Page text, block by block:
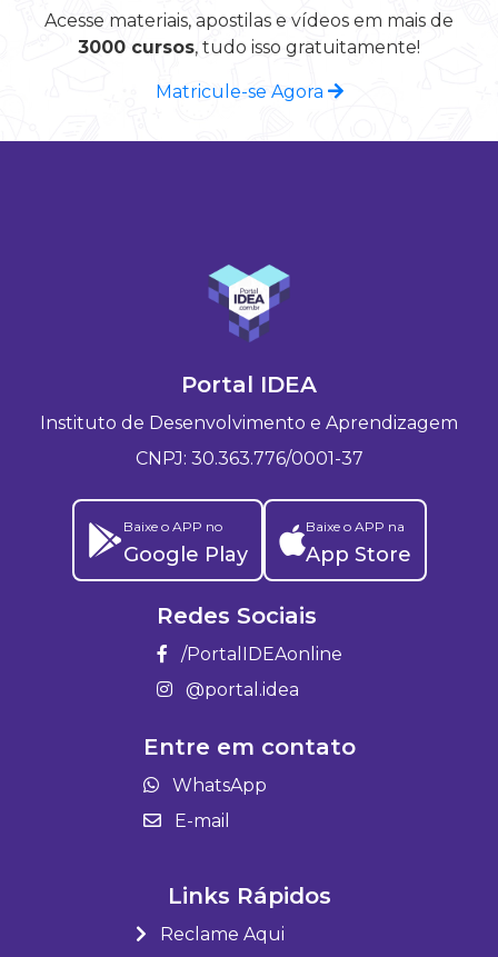
Acesse materiais, apostilas e vídeos em mais de
3000 cursos, tudo isso gratuitamente!
Matricule-se Agora
Portal IDEA
Instituto de Desenvolvimento e Aprendizagem
CNPJ: 30.363.776/0001-37
Baixe o APP no
Google Play
Baixe o APP na
App Store
Redes Sociais
/PortalIDEAonline
@portal.idea
Entre em contato
WhatsApp
E-mail
Links Rápidos
Reclame Aqui